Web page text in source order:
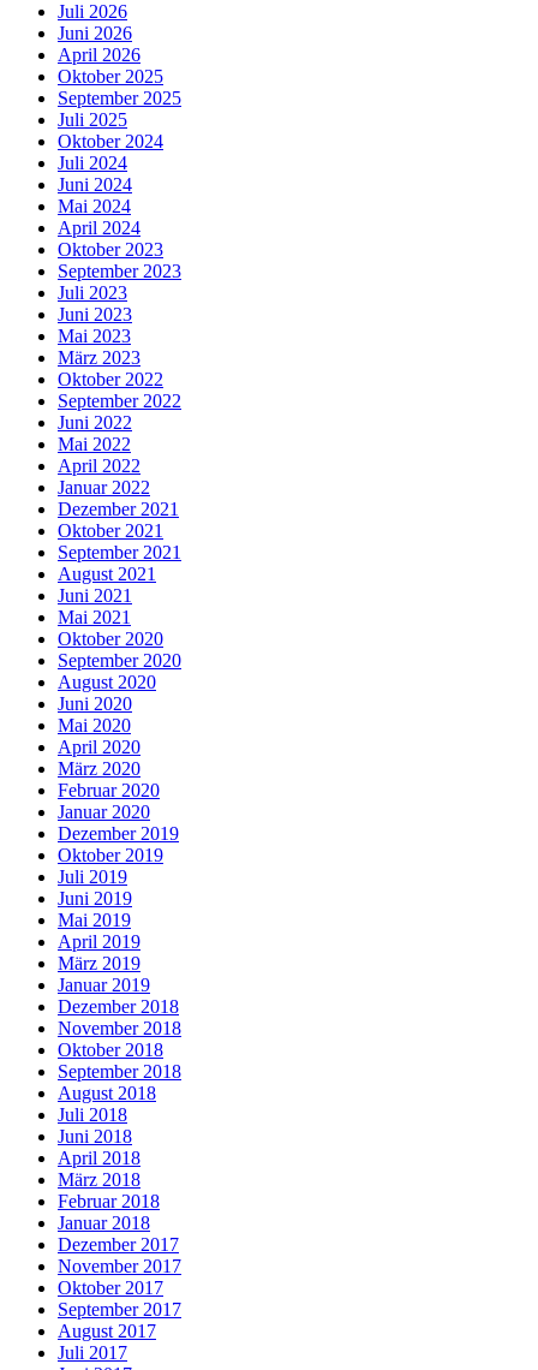
Juli 2026
Juni 2026
April 2026
Oktober 2025
September 2025
Juli 2025
Oktober 2024
Juli 2024
Juni 2024
Mai 2024
April 2024
Oktober 2023
September 2023
Juli 2023
Juni 2023
Mai 2023
März 2023
Oktober 2022
September 2022
Juni 2022
Mai 2022
April 2022
Januar 2022
Dezember 2021
Oktober 2021
September 2021
August 2021
Juni 2021
Mai 2021
Oktober 2020
September 2020
August 2020
Juni 2020
Mai 2020
April 2020
März 2020
Februar 2020
Januar 2020
Dezember 2019
Oktober 2019
Juli 2019
Juni 2019
Mai 2019
April 2019
März 2019
Januar 2019
Dezember 2018
November 2018
Oktober 2018
September 2018
August 2018
Juli 2018
Juni 2018
April 2018
März 2018
Februar 2018
Januar 2018
Dezember 2017
November 2017
Oktober 2017
September 2017
August 2017
Juli 2017